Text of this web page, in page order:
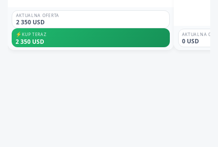
AKTUALNA OFERTA
2 350 USD
⚡KUP TERAZ
2 350 USD
AKTUALNA
0 USD